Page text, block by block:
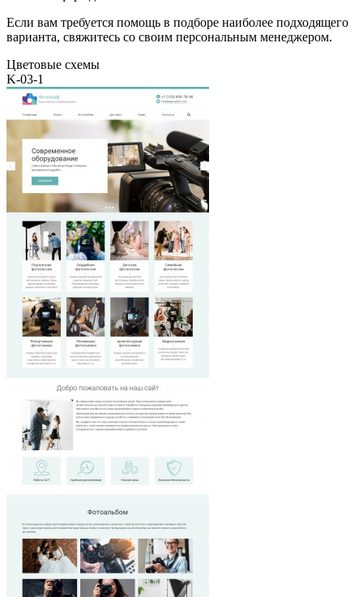
Если вам требуется помощь в подборе наиболее подходящего
варианта, свяжитесь со своим персональным менеджером.
Цветовые схемы
K-03-1